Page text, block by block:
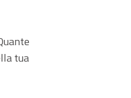
tua